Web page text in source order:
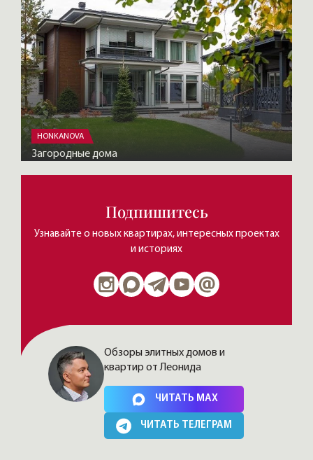
HONKANOVA
Загородные дома
Подпишитесь
Узнавайте о новых квартирах, интересных проектах
и историях
Нажимая на кнопку, Вы соглашаетесь cполитикой сайта
Обзоры элитных домов и
квартир от Леонида
ЧИТАТЬ MAX
ЧИТАТЬ ТЕЛЕГРАМ